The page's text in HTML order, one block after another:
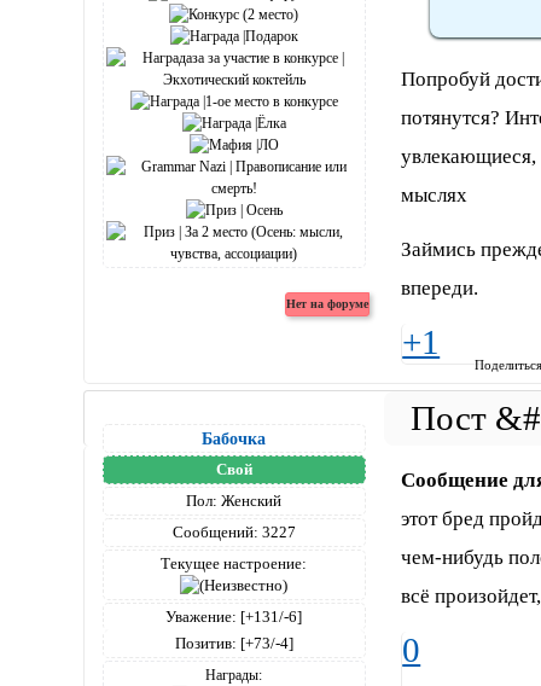
Попробуй
потянутся?
увлекающиеся,
мыслях
Займись
впереди.
+1
Бабочка
Свой
Пол: Женский
Сообщений: 3227
Текущее настроение:
Уважение: [+131/-6]
Позитив: [+73/-4]
Награды:
Сообщение
этот бред
чем-нибудь
всё
0